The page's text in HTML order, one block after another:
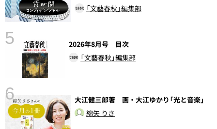
「文藝春秋」編集部
5
2026年8月号 目次
「文藝春秋」編集部
6
大江健三郎著 画・大江ゆかり「光と音楽」
綿矢 りさ